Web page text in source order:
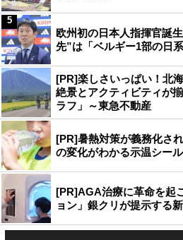
欧州初の日本人指揮官誕
先”は「ベルギー1部の日
5
[PR]楽しさいっぱい！北
絶景とアクティビティが
ラフ」～東急不動産
[PR]暑熱対策が義務化さ
の変化がわかる示温シー
[PR]AGA治療に革命を起
ョン」銀クリが提示する